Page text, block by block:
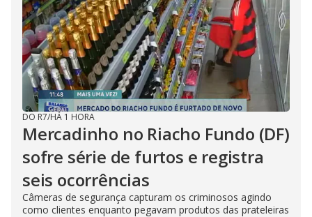
DO R7/HÁ 1 HORA
Mercadinho no Riacho Fundo (DF)
sofre série de furtos e registra
seis ocorrências
Câmeras de segurança capturam os criminosos agindo
como clientes enquanto pegavam produtos das prateleiras